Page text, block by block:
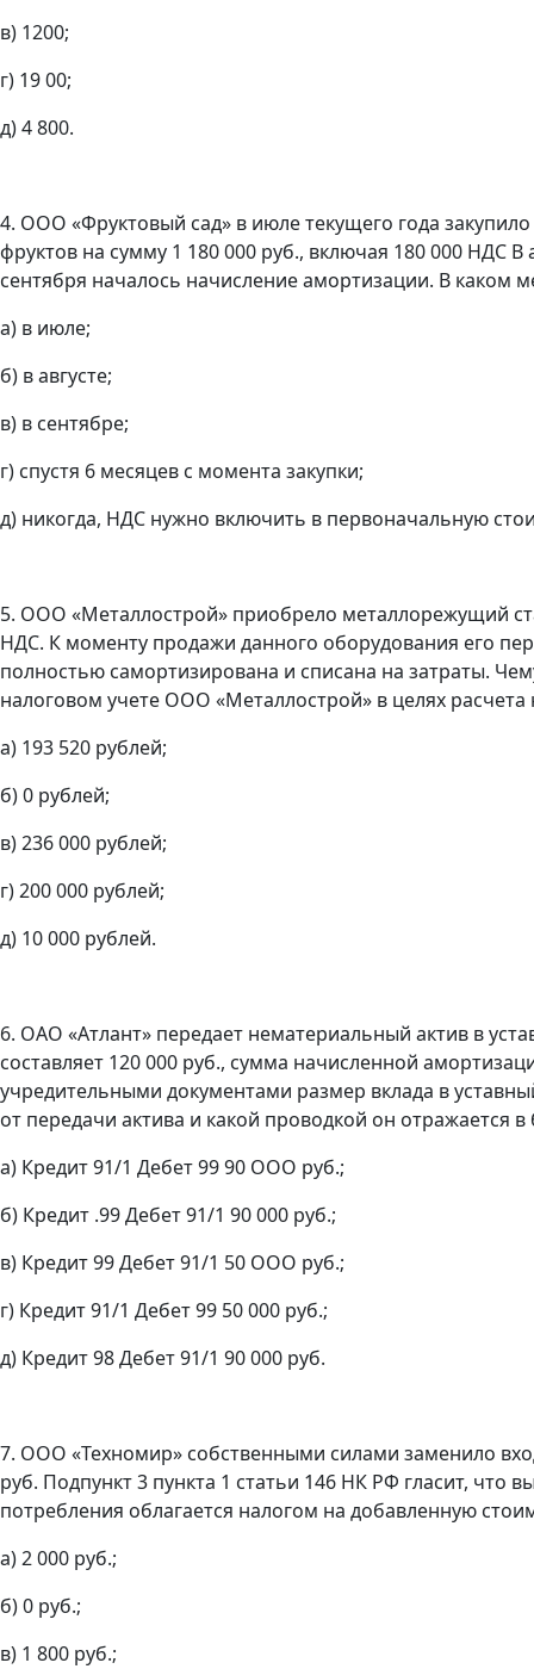
в) 1200;
г) 19 00;
д) 4 800.
4. ООО «Фруктовый сад» в июле текущего года
фруктов на сумму 1 180 000 руб., включая 180 000 НДС
сентября началось начисление амортизации. В
а) в июле;
б) в августе;
в) в сентябре;
г) спустя 6 месяцев с момента закупки;
д) никогда, НДС нужно включить в первоначальную
5. ООО «Металлострой» приобрело металлорежущий
НДС. К моменту продажи данного оборудования его
полностью самортизирована и списана на затраты.
налоговом учете ООО «Металлострой» в целях расчета
а) 193 520 рублей;
б) 0 рублей;
в) 236 000 рублей;
г) 200 000 рублей;
д) 10 000 рублей.
6. ОАО «Атлант» передает нематериальный актив в
составляет 120 000 руб., сумма начисленной
учредительными документами размер вклада в
от передачи актива и какой проводкой он отражается в
а) Кредит 91/1 Дебет 99 90 ООО руб.;
б) Кредит .99 Дебет 91/1 90 000 руб.;
в) Кредит 99 Дебет 91/1 50 ООО руб.;
г) Кредит 91/1 Дебет 99 50 000 руб.;
д) Кредит 98 Дебет 91/1 90 000 руб.
7. ООО «Техномир» собственными силами заменило
руб. Подпункт 3 пункта 1 статьи 146 НК РФ гласит,
потребления облагается налогом на добавленную
а) 2 000 руб.;
б) 0 руб.;
в) 1 800 руб.;